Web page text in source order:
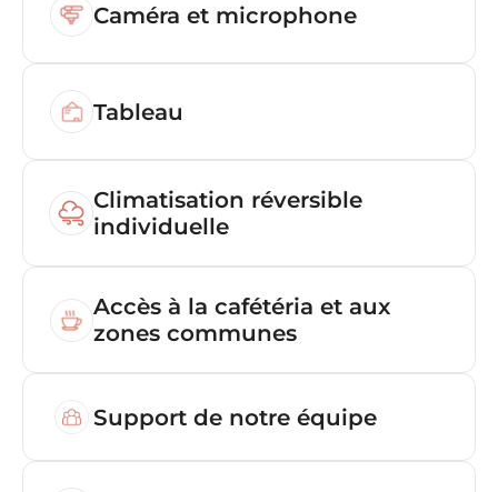
Caméra et microphone
Tableau
Climatisation réversible
individuelle
Accès à la cafétéria et aux
zones communes
Support de notre équipe